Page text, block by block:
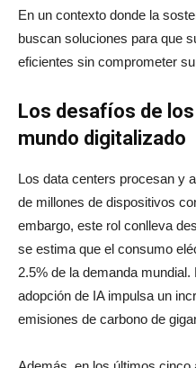
En un contexto donde la
buscan soluciones para que
eficientes sin comprometer
Los desafíos de
mundo digitalizado
Los data centers procesan y
de millones de dispositivos
embargo, este rol conlleva
se estima que el consumo
2.5% de la demanda
adopción de IA impulsa un
emisiones de carbono de